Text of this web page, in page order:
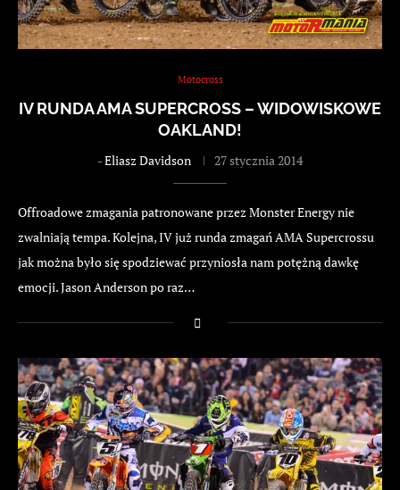
Motocross
IV RUNDA AMA SUPERCROSS – WIDOWISKOWE
OAKLAND!
-Eliasz Davidson 27 stycznia 2014
Offroadowe zmagania patronowane przez Monster Energy nie
zwalniają tempa. Kolejna, IV już runda zmagań AMA Supercrossu
jak można było się spodziewać przyniosła nam potężną dawkę
emocji. Jason Anderson po raz…